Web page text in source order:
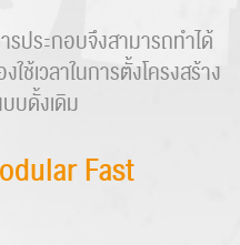
ประกอบจึงสามารถทำได้
ใช้เวลาในการตั้งโครงสร้าง
บดั้งเดิม
Fast